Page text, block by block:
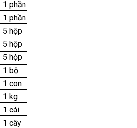
1 phần
1 phần
5 hộp
5 hộp
5 hộp
1 bộ
1 con
1 kg
1 cái
1 cây